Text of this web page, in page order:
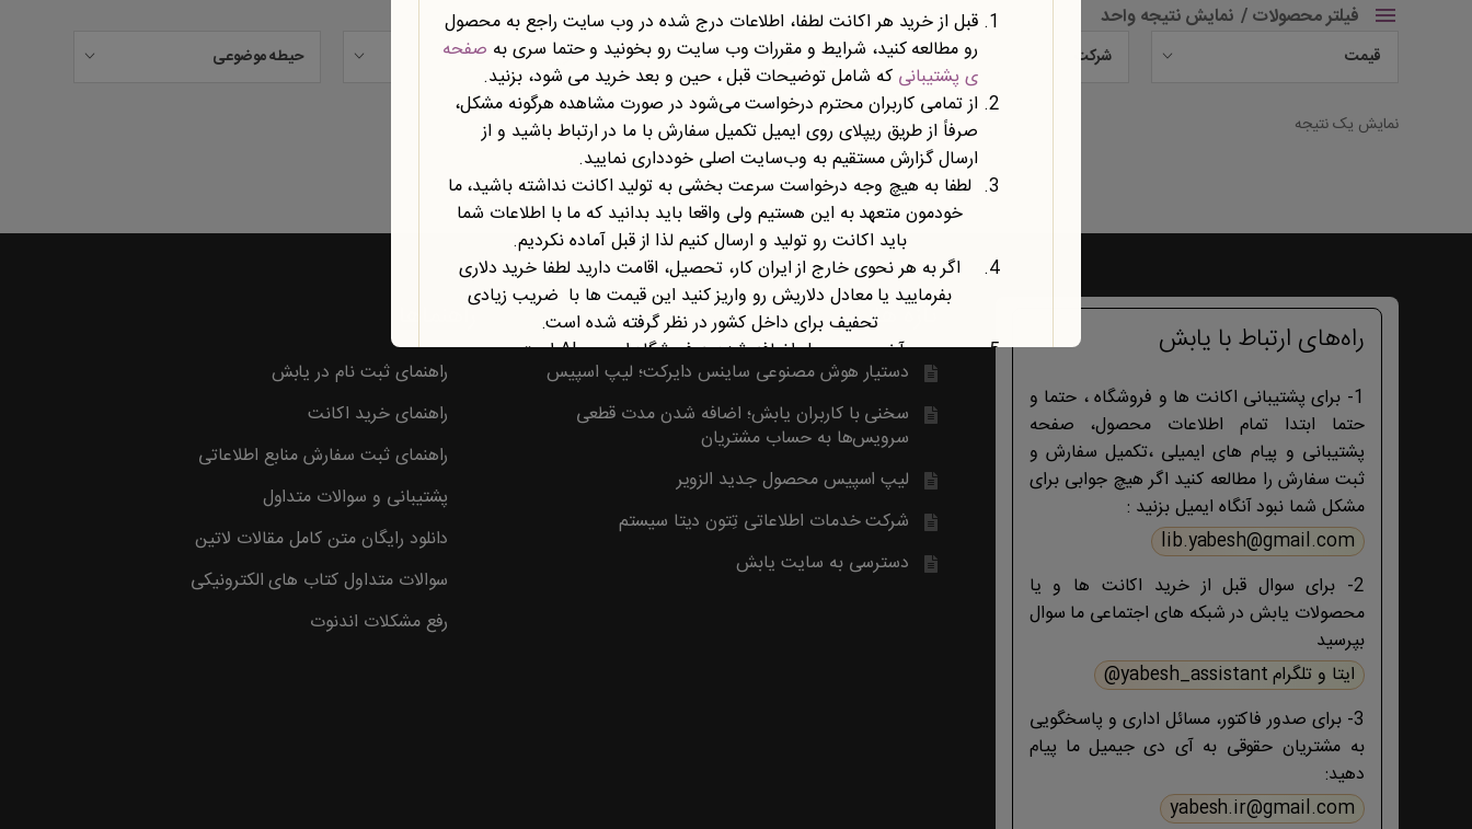
فیلتر محصولات نمایش نتیجه واحد
قیمت شرکت نوع محتوا نوع سند حیطه موضوعی
نمایش یک نتیجه
راه‌های ارتباط با یابش
1- برای پشتیبانی اکانت ها و فروشگاه ، حتما و
حتما ابتدا تمام اطلاعات محصول، صفحه
پشتیبانی و پیام های ایمیلی ،تکمیل سفارش و
ثبت سفارش را مطالعه کنید اگر هیچ جوابی برای
مشکل شما نبود آنگاه ایمیل بزنید :
lib.yabesh@gmail.com
2- برای سوال قبل از خرید اکانت ها و یا
محصولات یابش در شبکه های اجتماعی ما سوال
بپرسید
ایتا و تلگرام yabesh_assistant@
3- برای صدور فاکتور، مسائل اداری و پاسخگویی
به مشتریان حقوقی به آی دی جیمیل ما پیام
دهید:
yabesh.ir@gmail.com
تازه ها
دستیار هوش مصنوعی ساینس دایرکت؛ لیپ اسپیس
سخنی با کاربران یابش؛ اضافه شدن مدت قطعی
سرویس‌ها به حساب مشتریان
لیپ اسپیس محصول جدید الزویر
شرکت خدمات اطلاعاتی تِتون دیتا سیستم
دسترسی به سایت یابش
راهنماها
راهنمای ثبت نام در یابش
راهنمای خرید اکانت
راهنمای ثبت سفارش منابع اطلاعاتی
پشتیبانی و سوالات متداول
دانلود رایگان متن کامل مقالات لاتین
سوالات متداول کتاب های الکترونیکی
رفع مشکلات اندنوت
قبل از خرید هر اکانت لطفا، اطلاعات درج شده در وب سایت راجع به محصول
رو مطالعه کنید، شرایط و مقررات وب سایت رو بخونید و حتما سری به صفحه
ی پشتیبانی که شامل توضیحات قبل ، حین و بعد خرید می شود، بزنید.
از تمامی کاربران محترم درخواست می‌شود در صورت مشاهده هرگونه مشکل،
صرفاً از طریق ریپلای روی ایمیل تکمیل سفارش با ما در ارتباط باشید و از
ارسال گزارش مستقیم به وب‌سایت اصلی خودداری نمایید.
لطفا به هیچ وجه درخواست سرعت بخشی به تولید اکانت نداشته باشید، ما
خودمون متعهد به این هستیم ولی واقعا باید بدانید که ما با اطلاعات شما
باید اکانت رو تولید و ارسال کنیم لذا از قبل آماده نکردیم.
اگر به هر نحوی خارج از ایران کار، تحصیل، اقامت دارید لطفا خرید دلاری
بفرمایید یا معادل دلاریش رو واریز کنید این قیمت ها با ضریب زیادی
تحفیف برای داخل کشور در نظر گرفته شده است.
آخرین محصول اضافه شده به فروشگاه امبیس AI است.
روش ارتباط با ما در پایین صفحات یابش درچ شده است، مطابق موضوع با
ما تماس بگیرید. با تشکر